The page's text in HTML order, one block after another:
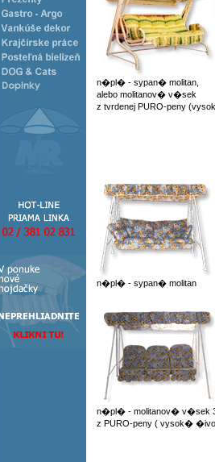
n�pl� - sypan� molitan,
alebo molitanov� v�sek
z tvrdenej PURO-peny
n�pl� - sypan� molitan
n�pl� - molitanov� v�sek
z PURO-peny ( vysok�